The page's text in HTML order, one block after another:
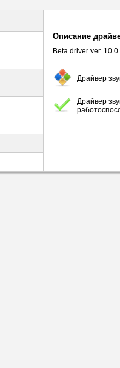
Описание
Beta driver ver.
Драйвер
Драйвер